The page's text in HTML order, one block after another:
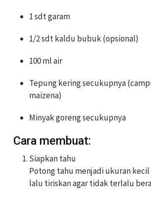
1 sdt garam
1/2 sdt kaldu bubuk (opsional)
100 ml air
Tepung kering secukupnya
maizena)
Minyak goreng secukupnya
Cara membuat:
Siapkan tahu
Potong tahu menjadi ukuran kecil
lalu tiriskan agar tidak terlalu